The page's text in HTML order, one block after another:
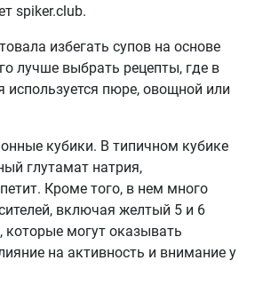
spiker.club.
избегать супов на основе
лучше выбрать рецепты, где в
используется пюре, овощной или
кубики. В типичном кубике
глутамат натрия,
Кроме того, в нем много
включая желтый 5 и 6
которые могут оказывать
на активность и внимание у